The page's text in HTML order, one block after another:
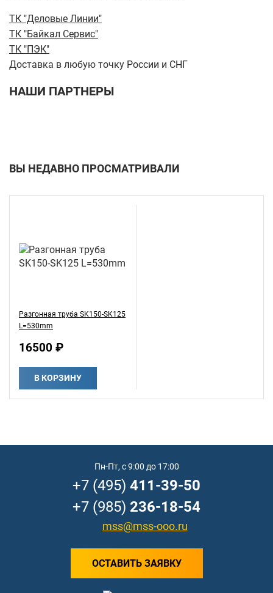
ТК "Деловые Линии"
ТК "Байкал Сервис"
ТК "ПЭК"
Доставка в любую точку России и СНГ
НАШИ ПАРТНЕРЫ
ВЫ НЕДАВНО ПРОСМАТРИВАЛИ
Разгонная труба SK150-SK125
L=530mm
16500 ₽
В КОРЗИНУ
Пн-Пт, с 9:00 до 17:00
+7 (495) 411-39-50
+7 (985) 236-18-54
mss@mss-ooo.ru
ОСТАВИТЬ ЗАЯВКУ